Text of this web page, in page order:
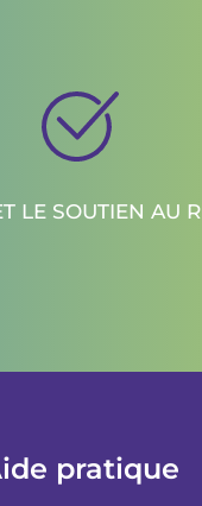
LE SOUTIEN AU
pratique